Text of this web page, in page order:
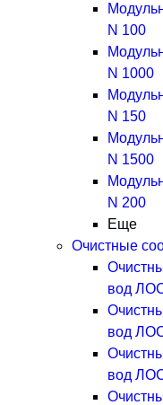
N 100
N 1000
N 150
N 1500
N 200
Еще
Очистные
вод
вод
вод